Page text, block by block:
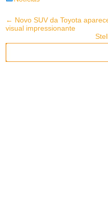
Post
navigation
← Novo SUV da Toyota
visual impressionante